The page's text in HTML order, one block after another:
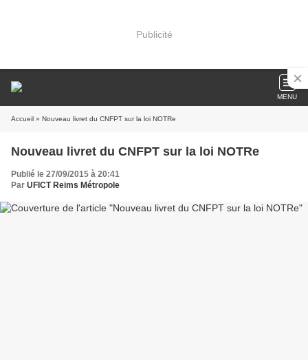
Publicité
MENU
Accueil » Nouveau livret du CNFPT sur la loi NOTRe
Nouveau livret du CNFPT sur la loi NOTRe
Publié le 27/09/2015 à 20:41
Par UFICT Reims Métropole